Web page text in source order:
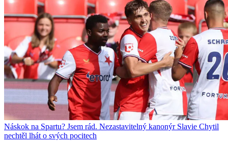
Náskok na Spartu? Jsem rád. Nezastavitelný kanonýr Slavie Chytil
nechtěl lhát o svých pocitech